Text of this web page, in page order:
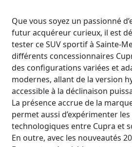
Que vous soyez un passionné
futur acquéreur curieux, il est
tester ce SUV sportif à Sainte-
différents concessionnaires
des configurations variées et
modernes, allant de la version
accessible à la déclinaison
La présence accrue de la
permet aussi d’expérimenter
technologiques entre Cupra et
En outre, avec les nouveautés